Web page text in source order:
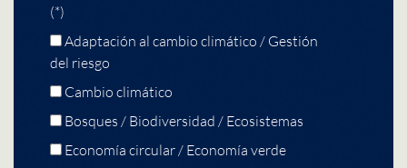
(*)
Adaptación al cambio climático / Gestión
del riesgo
Cambio climático
Bosques / Biodiversidad / Ecosistemas
Economía circular / Economía verde